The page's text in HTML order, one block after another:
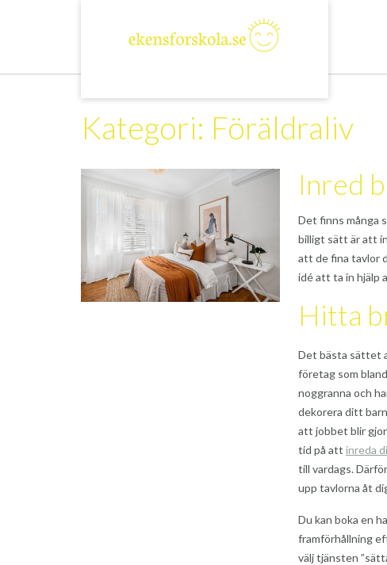
Kategori: Föräldraliv
Inred
Det finns många
billigt sätt är att
att de fina tavlor
idé att ta in hjälp
Hitta
Det bästa sättet
företag som
noggranna och
dekorera ditt
att jobbet blir
tid på att inreda
till vardags.
upp tavlorna åt
Du kan boka en
framförhållning
välj tjänsten